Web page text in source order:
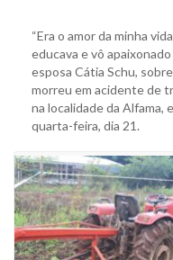
“Era o amor da minha
educava e vô
esposa Cátia Schu,
morreu em acidente de
na localidade da Alfama,
quarta-feira, dia 21.